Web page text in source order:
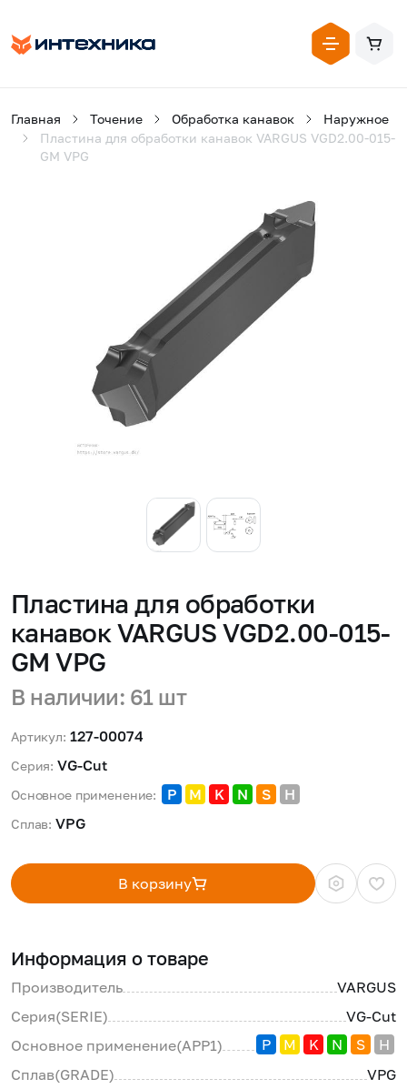
Главная Точение Обработка канавок
Наружное
Пластина для обработки канавок VARGUS VGD2.00-015-
GM VPG
Пластина для обработки
канавок VARGUS VGD2.00-015-
GM VPG
В наличии: 61 шт
Артикул: 127-00074
Серия: VG-Cut
Основное применение: P M K N S H
Сплав: VPG
В корзину
Информация о товаре
Производитель
VARGUS
Серия(SERIE)
VG-Cut
Основное применение(APP1)
P M K N S
H
Сплав(GRADE)
VPG